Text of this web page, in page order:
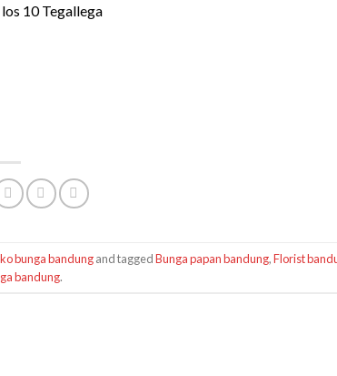
10 Tegallega
bunga bandungand taggedBunga papan bandung,Florist
bandung.